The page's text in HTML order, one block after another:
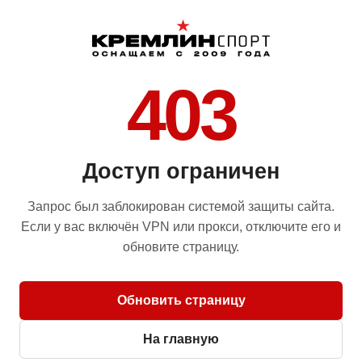
403
Доступ ограничен
Запрос был заблокирован системой защиты сайта.
Если у вас включён VPN или прокси, отключите его и
обновите страницу.
Обновить страницу
На главную